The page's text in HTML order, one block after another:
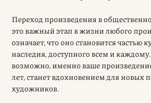
Переход произведения в
это важный этап в жизни любого
означает, что оно становится частью
наследия, доступного всем и
возможно, именно ваше
лет, станет вдохновением для новых
художников.